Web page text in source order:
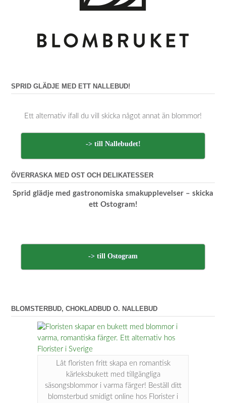
SPRID GLÄDJE MED ETT NALLEBUD!
Ett alternativ ifall du vill skicka något annat än blommor!
-> till Nallebudet!
ÖVERRASKA MED OST OCH DELIKATESSER
Sprid glädje med gastronomiska smakupplevelser – skicka
ett Ostogram!
-> till Ostogram
BLOMSTERBUD, CHOKLADBUD O. NALLEBUD
Låt floristen fritt skapa en romantisk
kärleksbukett med tillgängliga
säsongsblommor i varma färger! Beställ ditt
blomsterbud smidigt online hos Florister i